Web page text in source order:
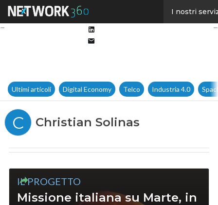
I nostri
Ultimi articoli Digital Economy Telco Industria 4.0
C Christian Solinas
IL PROGETTO
Missione italiana su Marte, in